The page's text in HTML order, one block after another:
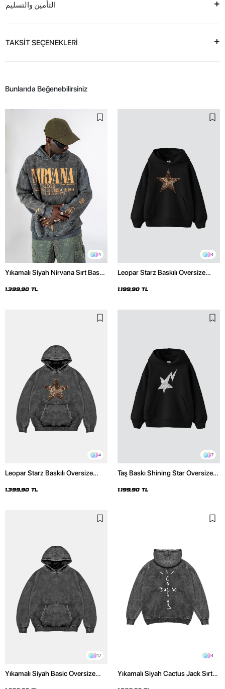
التأمين والتسليم
TAKSİT SEÇENEKLERİ
Bunlarıda Beğenebilirsiniz
4
Yıkamalı Siyah Nirvana Sırt Baskılı
1.399,90 TL
4
Leopar Starz Baskılı Oversize
1.199,90 TL
4
Leopar Starz Baskılı Oversize
Hoodie
1.399,90 TL
7
Taş Baskı Shining Star Oversize
1.199,90 TL
17
Yıkamalı Siyah Basic Oversize
4
Yıkamalı Siyah Cactus Jack Sırt